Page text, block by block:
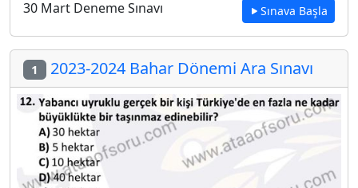
30 Mart Deneme Sınavı Sınava Başla
1 2023-2024 Bahar Dönemi Ara Sınavı